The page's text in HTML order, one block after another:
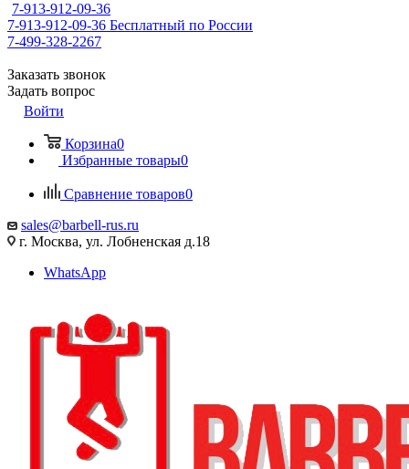
7-913-912-09-36
7-913-912-09-36 Бесплатный по России
7-499-328-2267
Заказать звонок
Задать вопрос
Войти
Корзина0
Избранные товары0
Сравнение товаров0
sales@barbell-rus.ru
г. Москва, ул. Лобненская д.18
WhatsApp